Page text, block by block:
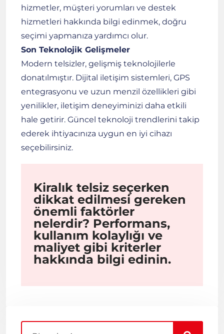
hizmetler, müşteri yorumları ve destek
hizmetleri hakkında bilgi edinmek, doğru
seçimi yapmanıza yardımcı olur.
Son Teknolojik Gelişmeler
Modern telsizler, gelişmiş teknolojilerle
donatılmıştır. Dijital iletişim sistemleri, GPS
entegrasyonu ve uzun menzil özellikleri gibi
yenilikler, iletişim deneyiminizi daha etkili
hale getirir. Güncel teknoloji trendlerini takip
ederek ihtiyacınıza uygun en iyi cihazı
seçebilirsiniz.
Kiralık telsiz seçerken
dikkat edilmesi gereken
önemli faktörler
nelerdir? Performans,
kullanım kolaylığı ve
maliyet gibi kriterler
hakkında bilgi edinin.